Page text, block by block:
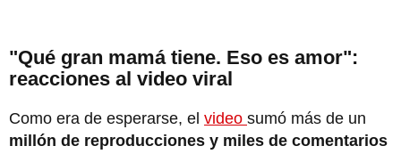
"Qué gran mamá tiene. Eso es amor":
reacciones al video viral
Como era de esperarse, el video sumó más de un
millón de reproducciones y miles de comentarios